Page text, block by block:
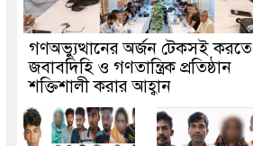
গণঅভ্যুত্থানের অর্জন টেকসই করতে
জবাবদিহি ও গণতান্ত্রিক প্রতিষ্ঠান
শক্তিশালী করার আহ্বান